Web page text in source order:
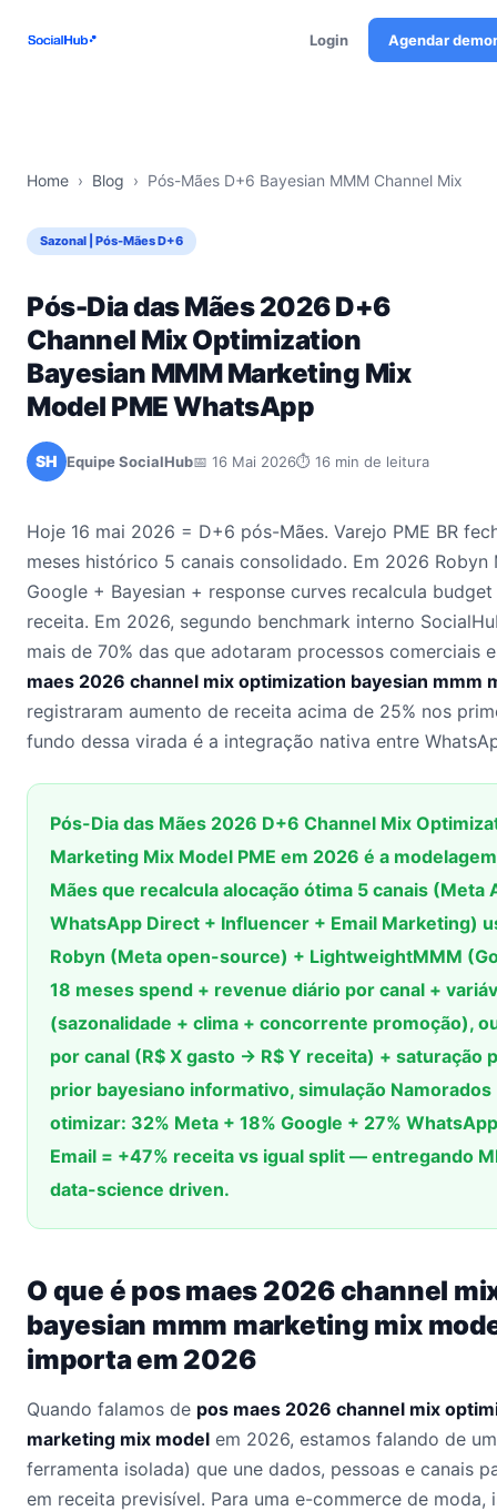
Login Agendar
Home › Blog › Pós-Mães D+6 Bayesian MMM Channel Mix
Sazonal | Pós-Mães D+6
Pós-Dia das Mães 2026 D+6
Channel Mix Optimization
Bayesian MMM Marketing Mix
Model PME WhatsApp
SH Equipe SocialHub📅 16 Mai 2026⏱ 16 min de leitura
Hoje 16 mai 2026 = D+6 pós-Mães. Varejo PME BR
meses histórico 5 canais consolidado. Em 2026
Google + Bayesian + response curves recalcula
receita. Em 2026, segundo benchmark interno
mais de 70% das que adotaram processos comerciais
maes 2026 channel mix optimization bayesian mmm
registraram aumento de receita acima de 25% nos
fundo dessa virada é a integração nativa entre
Pós-Dia das Mães 2026 D+6 Channel Mix
Marketing Mix Model PME em 2026 é a
Mães que recalcula alocação ótima 5 canais (Meta
WhatsApp Direct + Influencer + Email Marketing)
Robyn (Meta open-source) + LightweightMMM
18 meses spend + revenue diário por canal +
(sazonalidade + clima + concorrente promoção),
por canal (R$ X gasto → R$ Y receita) + saturação
prior bayesiano informativo, simulação
otimizar: 32% Meta + 18% Google + 27%
Email = +47% receita vs igual split — entregando
data-science driven.
O que é pos maes 2026 channel
bayesian mmm marketing mix
importa em 2026
Quando falamos de pos maes 2026 channel mix
marketing mix model em 2026, estamos falando de
ferramenta isolada) que une dados, pessoas e canais
em receita previsível. Para uma e-commerce de